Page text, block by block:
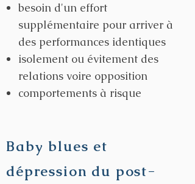
besoin d'un effort
supplémentaire pour arriver à
des performances identiques
isolement ou évitement des
relations voire opposition
comportements à risque
Baby blues et
dépression du post-